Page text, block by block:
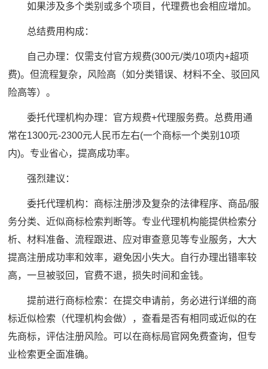
如果涉及多个类别或多个项目，代理费也会相应增加。
总结费用构成：
自己办理：仅需支付官方规费(300元/类/10项内+超项
费)。但流程复杂，风险高（如分类错误、材料不全、驳回风
险高等）。
委托代理机构办理：官方规费+代理服务费。总费用通
常在1300元-2300元人民币左右(一个商标一个类别10项
内)。专业省心，提高成功率。
强烈建议：
委托代理机构：商标注册涉及复杂的法律程序、商品/服
务分类、近似商标检索判断等。专业代理机构能提供检索分
析、材料准备、流程跟进、应对审查意见等专业服务，大大
提高注册成功率和效率，避免因小失大。自行办理出错率较
高，一旦被驳回，官费不退，损失时间和金钱。
提前进行商标检索：在提交申请前，务必进行详细的商
标近似检索（代理机构会做），查看是否有相同或近似的在
先商标，评估注册风险。可以在商标局官网免费查询，但专
业检索更全面准确。